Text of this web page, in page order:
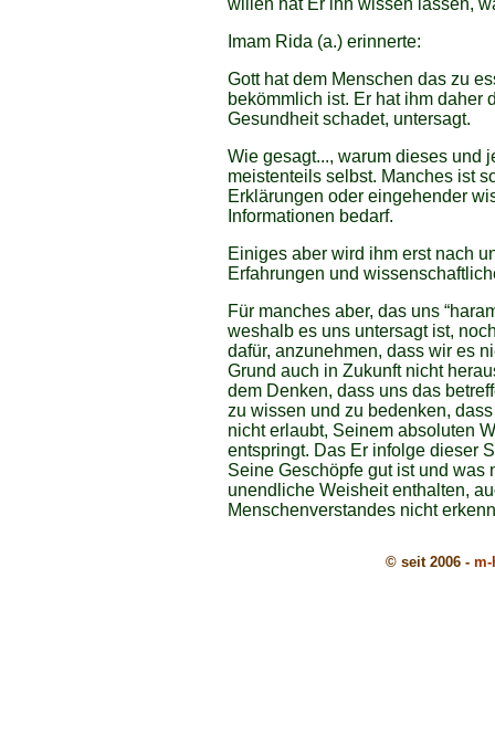
willen hat Er ihn wissen lassen,
Imam Rida (a.) erinnerte:
Gott hat dem Menschen das zu
bekömmlich ist. Er hat ihm daher
Gesundheit schadet, untersagt.
Wie gesagt..., warum dieses und
meistenteils selbst. Manches ist
Erklärungen oder eingehender
Informationen bedarf.
Einiges aber wird ihm erst nach
Erfahrungen und
Für manches aber, das uns
weshalb es uns untersagt ist,
dafür, anzunehmen, dass wir es
Grund auch in Zukunft nicht
dem Denken, dass uns das
zu wissen und zu bedenken,
nicht erlaubt, Seinem absoluten
entspringt. Das Er infolge dieser
Seine Geschöpfe gut ist und was
unendliche Weisheit enthalten,
Menschenverstandes nicht
© seit 2006 - m-